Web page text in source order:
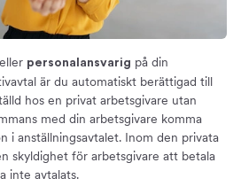
eller personalansvarig på din
är du automatiskt berättigad till
hos en privat arbetsgivare utan
med din arbetsgivare komma
i anställningsavtalet. Inom den privata
skyldighet för arbetsgivare att betala
inte avtalats.